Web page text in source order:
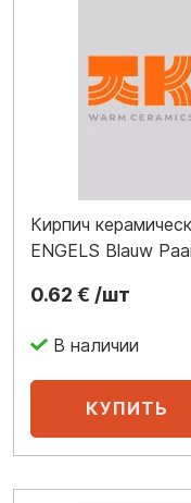
Кирпич
ENGELS Blauw
0.62 € /шт